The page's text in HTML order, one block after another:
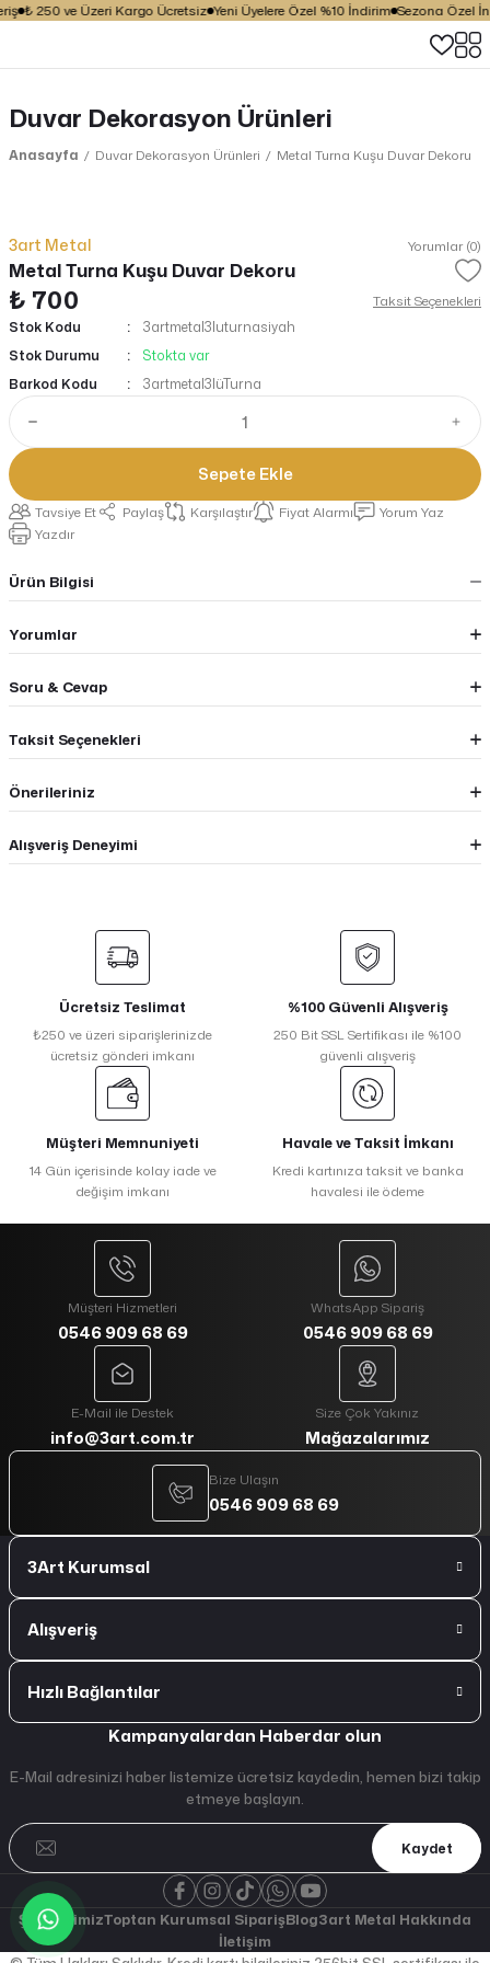
₺ 250 ve Üzeri Kargo Ücretsiz Yeni Üyelere Özel %10 İndirim Sezona Özel
Duvar Dekorasyon Ürünleri
Anasayfa Duvar Dekorasyon Ürünleri Metal Turna Kuşu Duvar Dekoru
3art Metal Yorumlar (0)
Metal Turna Kuşu Duvar Dekoru
₺ 700
Taksit Seçenekleri
Stok Kodu
3artmetal3luturnasiyah
Stok Durumu
Stokta var
Barkod Kodu
3artmetal3lüTurna
Sepete Ekle
Tavsiye Et Paylaş Karşılaştır Fiyat Alarmı
Yorum Yaz
Yazdır
Ürün Bilgisi
Yorumlar
Soru & Cevap
Taksit Seçenekleri
Önerileriniz
Alışveriş Deneyimi
Ücretsiz Teslimat
₺250 ve üzeri siparişlerinizde
ücretsiz gönderi imkanı
%100 Güvenli Alışveriş
250 Bit SSL Sertifikası ile %100
güvenli alışveriş
Müşteri Memnuniyeti
14 Gün içerisinde kolay iade ve
değişim imkanı
Havale ve Taksit İmkanı
Kredi kartınıza taksit ve banka
havalesi ile ödeme
Müşteri Hizmetleri
0546 909 68 69
WhatsApp Sipariş
0546 909 68 69
E-Mail ile Destek
info@3art.com.tr
Size Çok Yakınız
Mağazalarımız
Bize Ulaşın
0546 909 68 69
3Art Kurumsal
Alışveriş
Hızlı Bağlantılar
Kampanyalardan Haberdar olun
E-Mail adresinizi haber listemize ücretsiz kaydedin, hemen bizi takip
etmeye başlayın.
Kaydet
ŞubelerimizToptan Kurumsal SiparişBlog3art Metal Hakkında
İletişim